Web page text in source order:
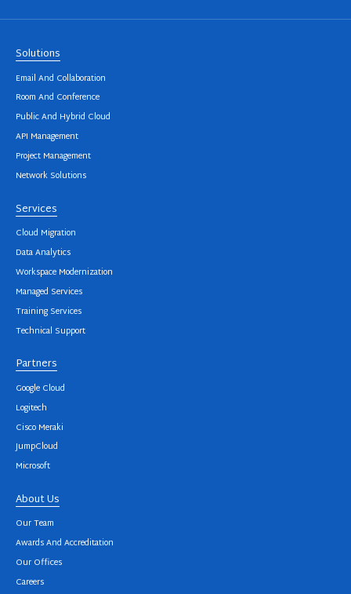
Solutions
Email And Collaboration
Room And Conference
Public And Hybrid Cloud
API Management
Project Management
Network Solutions
Services
Cloud Migration
Data Analytics
Workspace Modernization
Managed Services
Training Services
Technical Support
Partners
Google Cloud
Logitech
Cisco Meraki
JumpCloud
Microsoft
About Us
Our Team
Awards And Accreditation
Our Offices
Careers